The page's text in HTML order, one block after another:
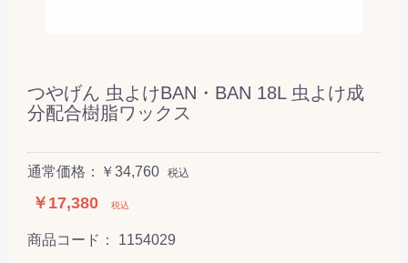
つやげん 虫よけBAN・BAN 18L 虫よけ成
分配合樹脂ワックス
通常価格：￥34,760 税込
￥17,380 税込
商品コード： 1154029